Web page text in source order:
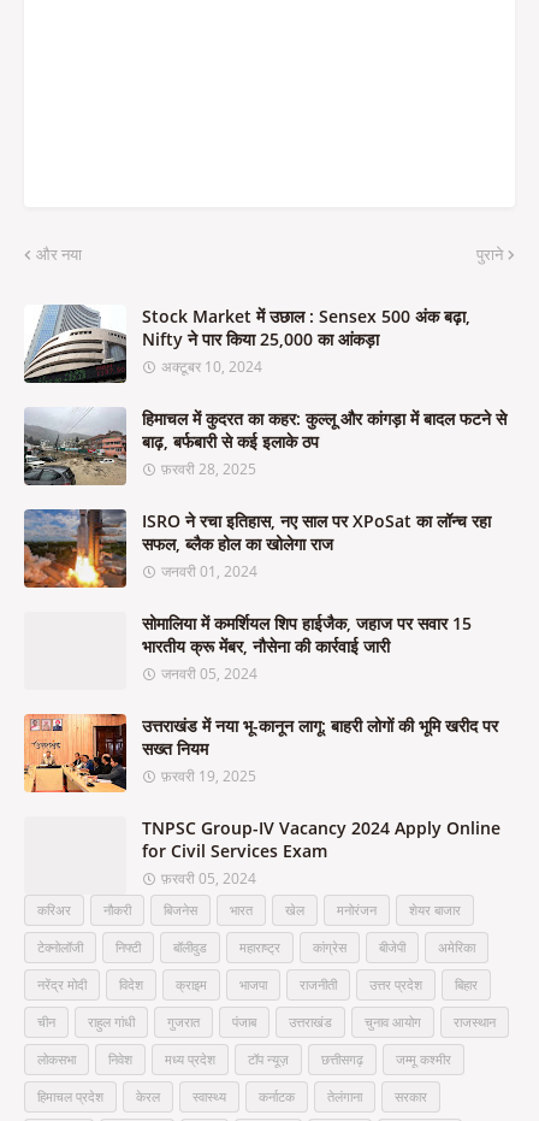
और नया पुराने
Stock Market में उछाल : Sensex 500 अंक बढ़ा,
Nifty ने पार किया 25,000 का आंकड़ा
अक्टूबर 10, 2024
हिमाचल में कुदरत का कहर: कुल्लू और कांगड़ा में बादल फटने से
बाढ़, बर्फबारी से कई इलाके ठप
फ़रवरी 28, 2025
ISRO ने रचा इतिहास, नए साल पर XPoSat का लॉन्च रहा
सफल, ब्लैक होल का खोलेगा राज
जनवरी 01, 2024
सोमालिया में कमर्शियल शिप हाईजैक, जहाज पर सवार 15
भारतीय क्रू मेंबर, नौसेना की कार्रवाई जारी
जनवरी 05, 2024
उत्तराखंड में नया भू-कानून लागू: बाहरी लोगों की भूमि खरीद पर
सख्त नियम
फ़रवरी 19, 2025
TNPSC Group-IV Vacancy 2024 Apply Online
for Civil Services Exam
फ़रवरी 05, 2024
करिअर नौकरी बिजनेस भारत खेल मनोरंजन शेयर बाजार
टेक्नोलॉजी निफ्टी बॉलीवुड महाराष्ट्र कांग्रेस बीजेपी अमेरिका
नरेंद्र मोदी विदेश क्राइम भाजपा राजनीती उत्तर प्रदेश बिहार
चीन राहुल गांधी गुजरात पंजाब उत्तराखंड चुनाव आयोग राजस्थान
लोकसभा निवेश मध्य प्रदेश टॉप न्यूज़ छत्तीसगढ़ जम्मू कश्मीर
हिमाचल प्रदेश केरल स्वास्थ्य कर्नाटक तेलंगाना सरकार